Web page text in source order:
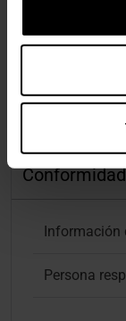
Conformidad
Persona